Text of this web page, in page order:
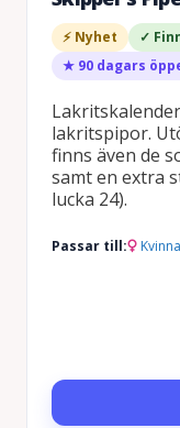
⚡ Nyhet ✓
★ 90 dagars
lakritspipor.
finns även de
samt en extra
lucka 24).
Passar till: Kvinna